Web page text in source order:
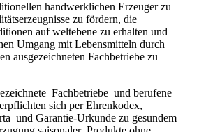
handwerklichen Erzeuger zu
zu fördern, die
auf weltebene zu erhalten und
Umgang mit Lebensmitteln durch
ausgezeichneten Fachbetriebe zu
Fachbetriebe und berufene
sich per Ehrenkodex,
und Garantie-Urkunde zu gesundem